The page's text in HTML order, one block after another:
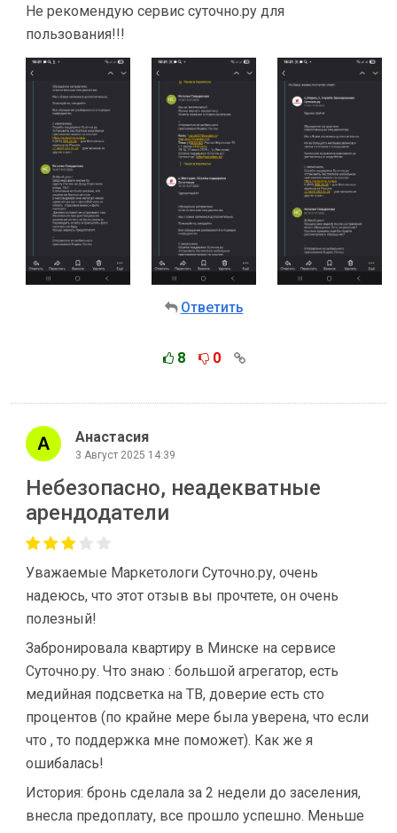
Не рекомендую сервис суточно.ру для
пользования!!!
Ответить
8 0
Анастасия
3 Август 2025 14:39
Небезопасно, неадекватные
арендодатели
Уважаемые Маркетологи Суточно.ру, очень
надеюсь, что этот отзыв вы прочтете, он очень
полезный!
Забронировала квартиру в Минске на сервисе
Суточно.ру. Что знаю : большой агрегатор, есть
медийная подсветка на ТВ, доверие есть сто
процентов (по крайне мере была уверена, что если
что , то поддержка мне поможет). Как же я
ошибалась!
История: бронь сделала за 2 недели до заселения,
внесла предоплату, все прошло успешно. Меньше